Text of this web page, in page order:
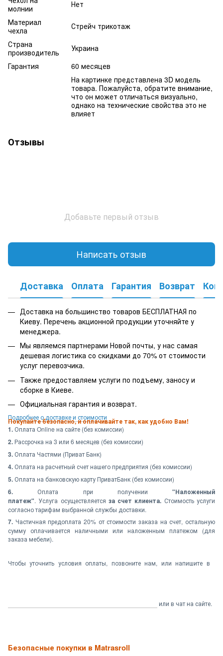
молнии
Нет
Материал
чехла
Стрейч трикотаж
Страна
производитель
Украина
Гарантия
60 месяцев
На картинке представлена 3D модель
товара. Пожалуйста, обратите внимание,
что он может отличаться визуально,
однако на технические свойства это не
влияет
Отзывы
Добавьте первый отзыв
Написать отзыв
Доставка Оплата Гарантия Возврат
Доставка на большинство товаров БЕСПЛАТНАЯ по
Киеву. Перечень акционной продукции уточняйте у
менеджера.
Мы являемся партнерами Новой почты, у нас самая
дешевая логистика со скидками до 70% от стоимости
услуг перевозчика.
Также предоставляем услуги по подъему, заносу и
сборке в Киеве.
Официальная гарантия и возврат.
Подробнее о доставке и стоимости
Покупайте безопасно, и оплачивайте так, как удобно Вам!
1. Оплата Online на сайте (без комиссии)
2. Рассрочка на 3 или 6 месяцев (без комиссии)
3. Оплата Частями (Приват Банк)
4. Оплата на расчетный счет нашего предприятия (без комиссии)
5. Оплата на банковскую карту ПриватБанк (без комиссии)
6. Оплата при получении "Наложенный
платеж". Услуга осуществляется за счет клиента. Стоимость услуги
согласно тарифам выбранной службы доставки.
7. Частичная предоплата 20% от стоимости заказа на счет, остальную
сумму оплачивается наличными или наложенным платежом (для
заказа мебели).
Чтобы уточнить условия оплаты, позвоните нам, или напишите в
или в чат на сайте.
Безопасные покупки в Matrasroll